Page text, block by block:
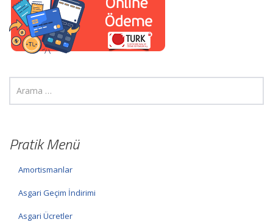
Pratik Menü
Amortismanlar
Asgari Geçim İndirimi
Asgari Ücretler